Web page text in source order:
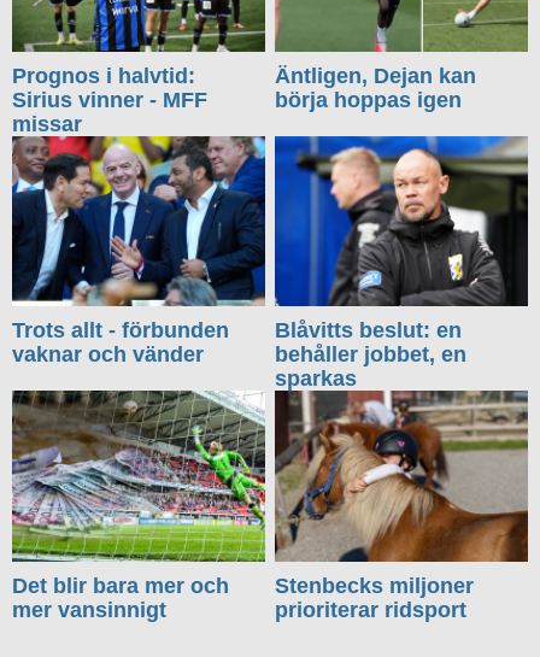
Prognos i halvtid:
Sirius vinner - MFF
missar
Äntligen, Dejan kan
börja hoppas igen
Trots allt - förbunden
vaknar och vänder
Blåvitts beslut: en
behåller jobbet, en
sparkas
Det blir bara mer och
mer vansinnigt
Stenbecks miljoner
prioriterar ridsport